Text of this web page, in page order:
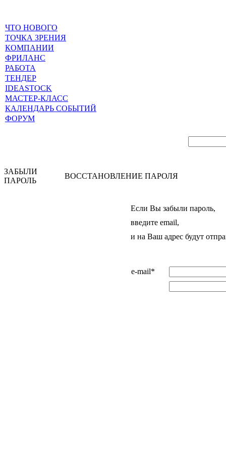
ЧТО НОВОГО
ТОЧКА ЗРЕНИЯ
КОМПАНИИ
ФРИЛАНС
РАБОТА
ТЕНДЕР
IDEASTOCK
МАСТЕР-КЛАСС
КАЛЕНДАРЬ СОБЫТИЙ
ФОРУМ
ЗАБЫЛИ
ПАРОЛЬ
ВОССТАНОВЛЕНИЕ ПАРОЛЯ
Если Вы забыли пароль,
введите email,
и на Ваш адрес будут
e-mail*